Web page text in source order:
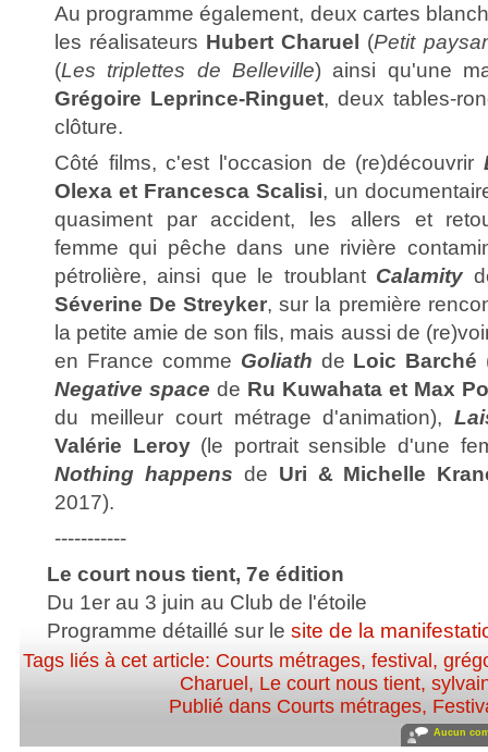
Au programme également, deux cartes
les réalisateurs Hubert Charuel (Petit
(Les triplettes de Belleville) ainsi qu'une
Grégoire Leprince-Ringuet, deux tables-
clôture.
Côté films, c'est l'occasion de (re)découvrir
Olexa et Francesca Scalisi, un
quasiment par accident, les allers et
femme qui pêche dans une rivière
pétrolière, ainsi que le troublant Calamity
Séverine De Streyker, sur la première
la petite amie de son fils, mais aussi de
en France comme Goliath de Loic Barché
Negative space de Ru Kuwahata et Max
du meilleur court métrage d'animation),
Valérie Leroy(le portrait sensible d'une
Nothing happens de Uri & Michelle
2017).
-----------
Le court nous tient, 7e édition
Du 1er au 3 juin au Club de l'étoile
Programme détaillé sur le site de la
Tags liés à cet article: Courts métrages, festival ,
Charuel , Le court nous tient,
Publié dans Courts métrages,
Aucun